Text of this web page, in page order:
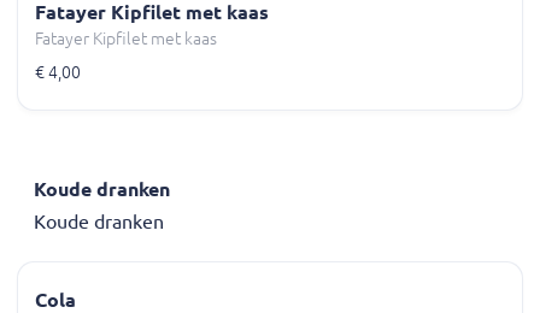
Fatayer Kipfilet met kaas
Fatayer Kipfilet met kaas
€ 4,00
Koude dranken
Koude dranken
Cola